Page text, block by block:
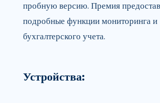
пробную версию. Премия
подробные функции мониторинга и
бухгалтерского учета.
Устройства: